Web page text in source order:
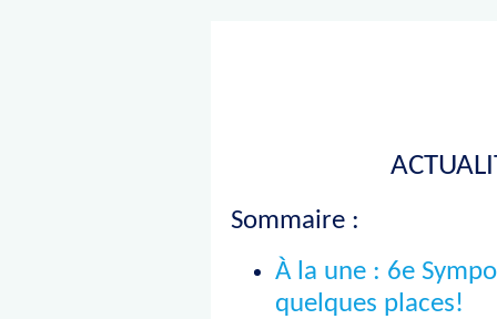
Sommaire :
À la une : 6e
quelques places!